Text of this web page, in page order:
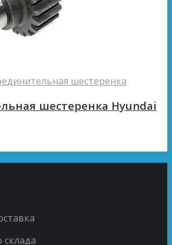
шестеренка
шестеренка Hyundai